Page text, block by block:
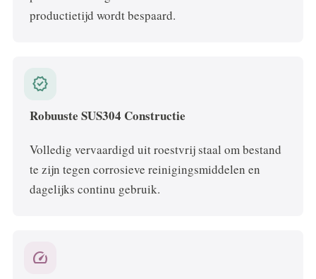
productietijd wordt bespaard.
verified
Robuuste SUS304 Constructie
Volledig vervaardigd uit roestvrij staal om bestand
te zijn tegen corrosieve reinigingsmiddelen en
dagelijks continu gebruik.
speed